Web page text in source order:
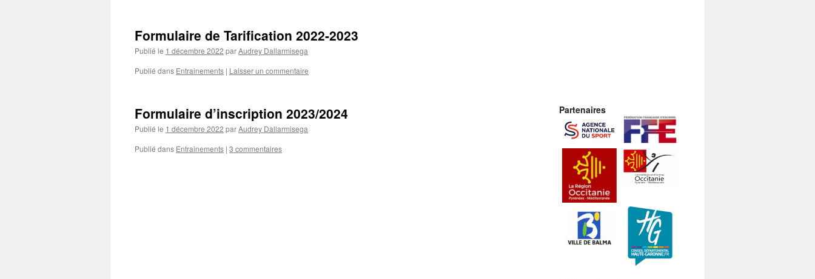
Formulaire de Tarification 2022-2023
Publié le 1 décembre 2022 parAudrey Dallarmisega
Publié dans Entrainements | Laisser un commentaire
Formulaire d’inscription 2023/2024
Publié le 1 décembre 2022 parAudrey Dallarmisega
Publié dans Entrainements | 3 commentaires
Partenaires